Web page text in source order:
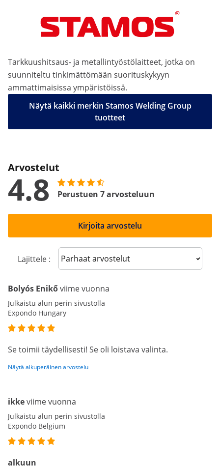
Tarkkuushitsaus- ja metallintyöstölaitteet, jotka on
suunniteltu tinkimättömään suorituskykyyn
ammattimaisissa ympäristöissä.
Näytä kaikki merkin Stamos Welding Group
tuotteet
Arvostelut
4.8 Perustuen 7 arvosteluun
Kirjoita arvostelu
Lajittele : Sort reviews
Bolyós Enikőviime vuonna
Julkaistu alun perin sivustolla
Expondo Hungary
Se toimii täydellisesti! Se oli loistava valinta.
Näytä alkuperäinen arvostelu
ikkeviime vuonna
Julkaistu alun perin sivustolla
Expondo Belgium
alkuun